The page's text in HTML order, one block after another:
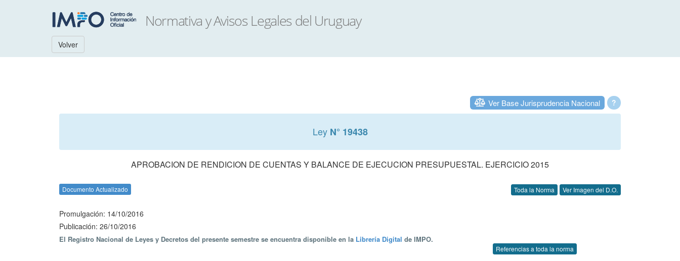
Volver
?
Ver Base Jurisprudencia Nacional
Ley N° 19438
APROBACION DE RENDICION DE CUENTAS Y BALANCE DE EJECUCION PRESUPUESTAL. EJERCICIO 2015
Documento Actualizado Toda la Norma Ver Imagen del D.O.
Promulgación: 14/10/2016
Publicación: 26/10/2016
El Registro Nacional de Leyes y Decretos del presente semestre se encuentra disponible en la Librería Digital de IMPO.
Referencias a toda la norma